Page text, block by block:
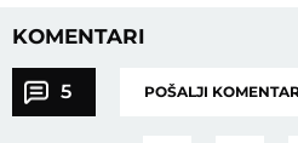
KOMENTARI
5 POŠALJI